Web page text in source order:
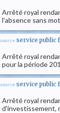
Arrêté royal
l'absence sans
source service public
Arrêté royal
pour la période
source service public
Arrêté royal
d'investissement,